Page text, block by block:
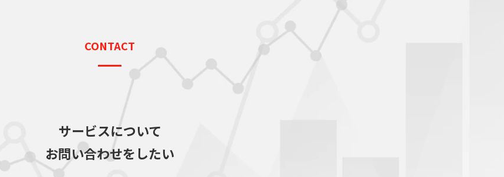
CONTACT
サービスについて
お問い合わせをしたい